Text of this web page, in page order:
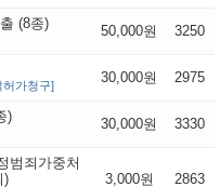
(8종) 50,000원 3250
허가청구] 30,000원 2975
) 30,000원 3330
범죄가중처
)
3,000원 2863